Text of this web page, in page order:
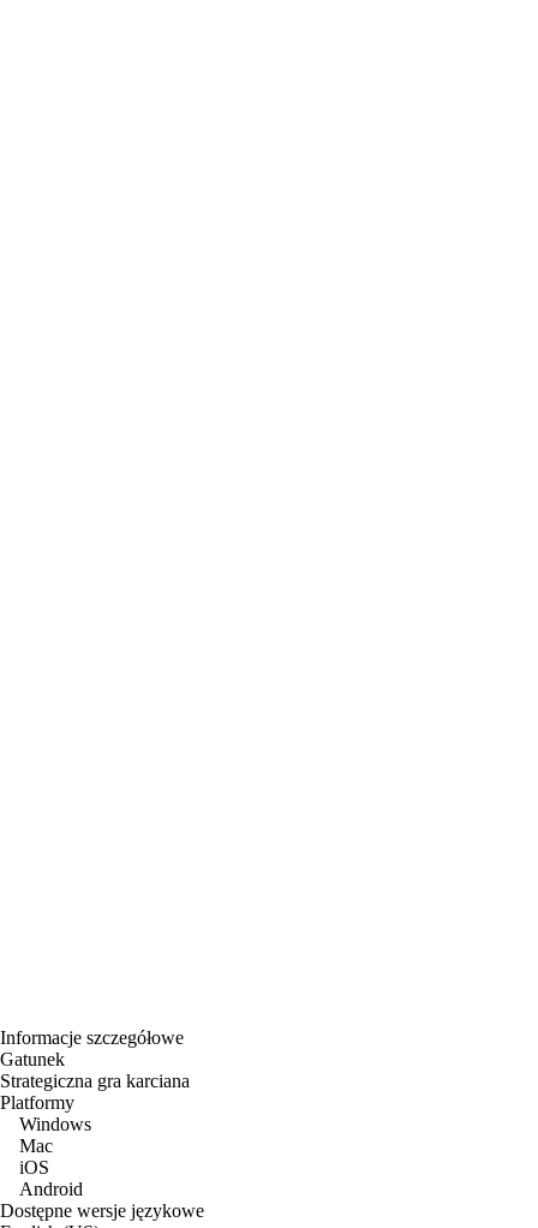
Informacje szczegółowe
Gatunek
Strategiczna gra karciana
Platformy
Windows
Mac
iOS
Android
Dostępne wersje językowe